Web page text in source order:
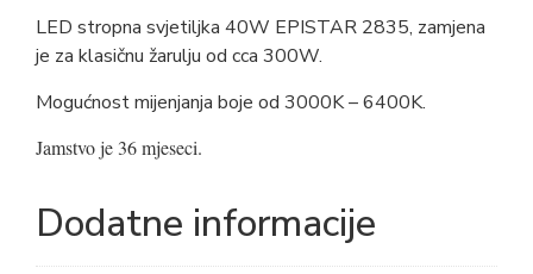
LED stropna svjetiljka 40W EPISTAR 2835, zamjena
je za klasičnu žarulju od cca 300W.
Mogućnost mijenjanja boje od 3000K – 6400K.
Jamstvo je 36 mjeseci.
Dodatne informacije